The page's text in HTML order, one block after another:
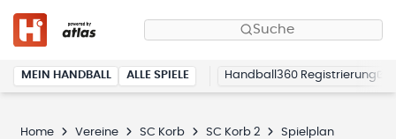
Suche
MEIN HANDBALL ALLE SPIELE Handball360 Registrierung
Home Vereine SC Korb SC Korb 2 Spielplan